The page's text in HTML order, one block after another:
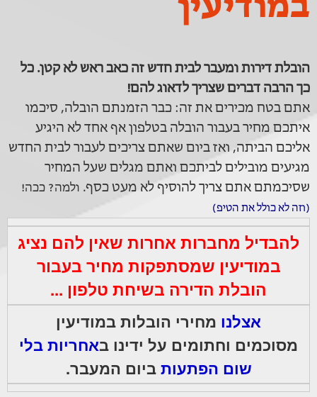
במודיעין
הובלת דירות ומעבר לבית חדש זה כאב ראש לא קטן. כל
כך הרבה דברים שצריך לדאוג להם!
אתם בטח מכירים את זה: כבר הזמנתם הובלה, סיכמו
איתכם מחיר בעבור הובלה בטלפון אף אחד לא היגיע
אליכם הביתה, ואז ביום שאתם צריכים לעבור לבית החדש
מגיעים מובילים לביתכם ואתם מגלים שעל המחיר
שסיכמתם אתם צריך להוסיף לא מעט כסף. ולמה? ככה!
(וזה לא כולל את הטיפ)
להבדיל מחברות אחרות שאין להם נציג
במודיעין שמסתפקות מחיר בעבור
הובלת הדירה בשיחת טלפון ...
אצלנו מחירי הובלות במודיעין
מסוכמים וחתומים על ידינו באחריות בלי
שום הפתעותביום המעבר.